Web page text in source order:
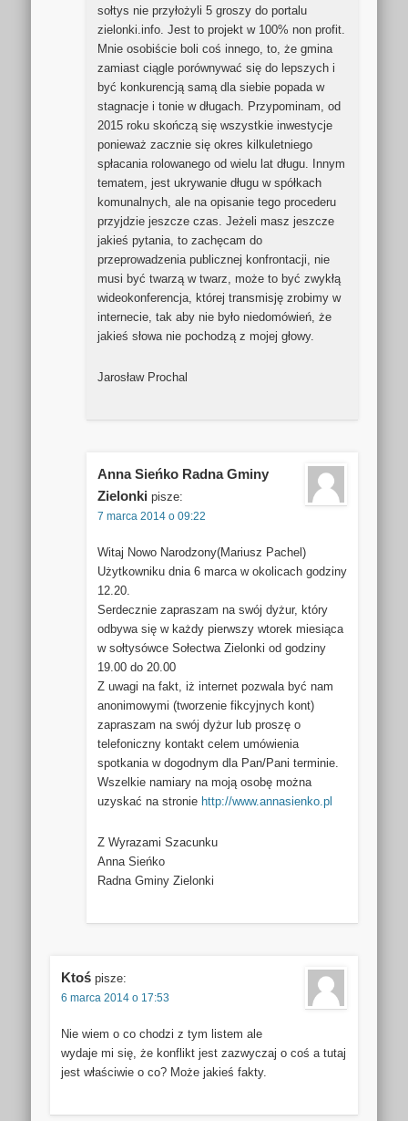
sołtys nie przyłożyli 5 groszy do portalu
zielonki.info. Jest to projekt w 100% non profit.
Mnie osobiście boli coś innego, to, że gmina
zamiast ciągle porównywać się do lepszych i
być konkurencją samą dla siebie popada w
stagnacje i tonie w długach. Przypominam, od
2015 roku skończą się wszystkie inwestycje
ponieważ zacznie się okres kilkuletniego
spłacania rolowanego od wielu lat długu. Innym
tematem, jest ukrywanie długu w spółkach
komunalnych, ale na opisanie tego procederu
przyjdzie jeszcze czas. Jeżeli masz jeszcze
jakieś pytania, to zachęcam do
przeprowadzenia publicznej konfrontacji, nie
musi być twarzą w twarz, może to być zwykłą
wideokonferencja, której transmisję zrobimy w
internecie, tak aby nie było niedomówień, że
jakieś słowa nie pochodzą z mojej głowy.
Jarosław Prochal
Anna Sieńko Radna Gminy
Zielonki pisze:
7 marca 2014 o 09:22
Witaj Nowo Narodzony(Mariusz Pachel)
Użytkowniku dnia 6 marca w okolicach godziny
12.20.
Serdecznie zapraszam na swój dyżur, który
odbywa się w każdy pierwszy wtorek miesiąca
w sołtysówce Sołectwa Zielonki od godziny
19.00 do 20.00
Z uwagi na fakt, iż internet pozwala być nam
anonimowymi (tworzenie fikcyjnych kont)
zapraszam na swój dyżur lub proszę o
telefoniczny kontakt celem umówienia
spotkania w dogodnym dla Pan/Pani terminie.
Wszelkie namiary na moją osobę można
uzyskać na stronie http://www.annasienko.pl
Z Wyrazami Szacunku
Anna Sieńko
Radna Gminy Zielonki
Ktoś pisze:
6 marca 2014 o 17:53
Nie wiem o co chodzi z tym listem ale
wydaje mi się, że konflikt jest zazwyczaj o coś a tutaj
jest właściwie o co? Może jakieś fakty.